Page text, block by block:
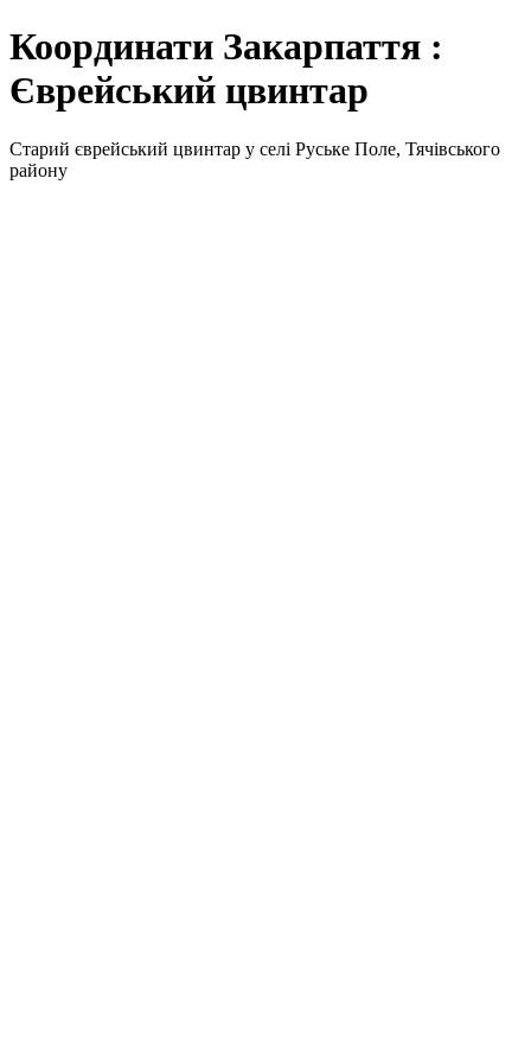
Координати Закарпаття :
Єврейський цвинтар
Старий єврейський цвинтар у селі Руське Поле, Тячівського
району